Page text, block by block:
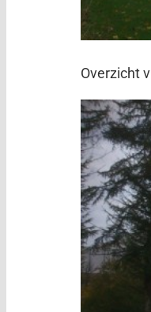
Overzicht